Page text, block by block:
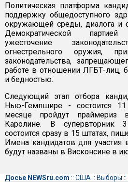
Политическая платформа
поддержку общедоступного
окружающей среды, диалога и
Демократической
ужесточение
огнестрельного оружия,
законодательства,
работе в отношении ЛГБТ-лиц,
и бедностью.
Следующий этап отбора
Нью-Гемпшире - состоится
месяце пройдут
Каролине. В супервторник
состоится сразу в 15 штатах,
Имена кандидатов для участия
будут названы в Висконсине в
Досье NEWSru.com :: США :: Выборы ::